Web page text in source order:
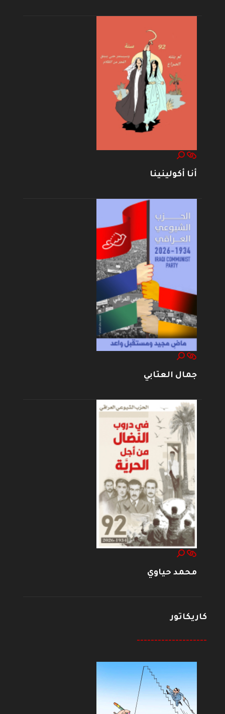
أنا أكولينينا
جمال العتابي
محمد حياوي
كاريكاتور
--------------------